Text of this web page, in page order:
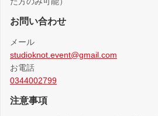
お問い合わせ
メール
studioknot.event@gmail.com
お電話
0344002799
注意事項